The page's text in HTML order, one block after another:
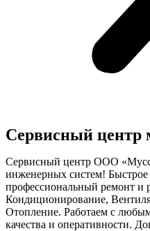
Сервисный центр
Сервисный центр ООО
инженерных систем! Быстрое
профессиональный ремонт и
Кондиционирование,
Отопление. Работаем с
качества и оперативности.